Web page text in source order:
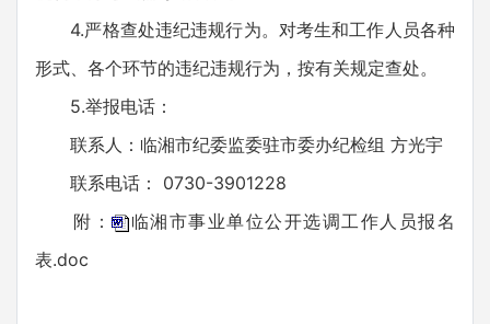
4.严格查处违纪违规行为。对考生和工作人员各种
形式、各个环节的违纪违规行为，按有关规定查处。
5.举报电话：
联系人：临湘市纪委监委驻市委办纪检组 方光宇
联系电话： 0730-3901228
附：
临湘市事业单位公开选调工作人员报名
表.doc